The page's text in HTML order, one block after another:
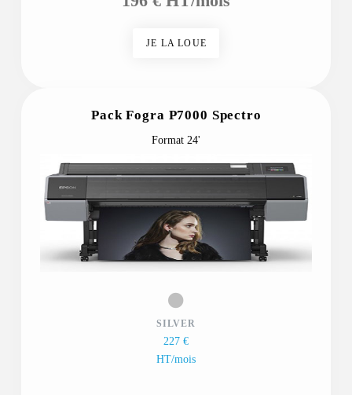
JE LA LOUE
Pack Fogra P7000 Spectro
Format 24'
SILVER
227 €
HT/mois